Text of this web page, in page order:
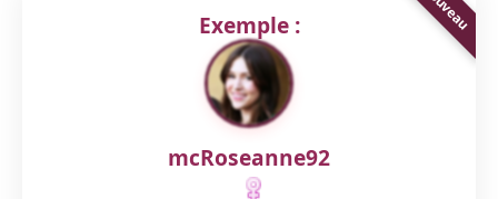
Exemple :
mcRoseanne92